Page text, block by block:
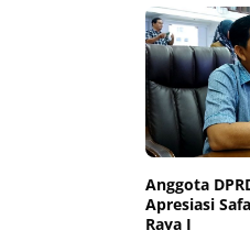
Anggota
Apresiasi
Raya I